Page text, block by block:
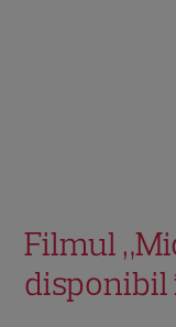
Filmul
disponibil